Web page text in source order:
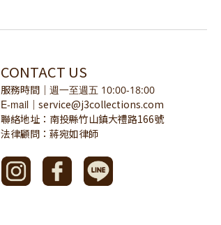
CONTACT US
服務時間 ｜ 週一至週五 10:00-18:00
E-mail ｜ service@j3collections.com
聯絡地址：南投縣竹山鎮大禮路166號
法律顧問：蔣宛如律師